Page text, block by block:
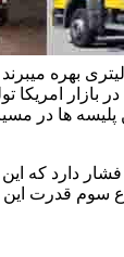
ابتدا راجع به دلیل یاتاقان زدن خودروهای
امریکا
پلیسه ها
نسبت به اویل پمپ های
سوم قدرت